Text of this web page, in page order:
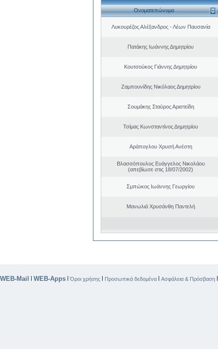
Ονοματεπώνυμο
Λυκουρέζος Αλέξανδρος - Λέων Παυσανία
Πατάκης Ιωάννης Δημητρίου
Κουτσούκος Γιάννης Δημητρίου
Ζαμπουνίδης Νικόλαος Δημητρίου
Σουμάκης Σταύρος Αριστείδη
Τσίμας Κωνσταντίνος Δημητρίου
Αράπογλου Χρυσή Ανέστη
Βλασσόπουλος Ευάγγελος Νικολάου
(απεβίωσε στις 18/07/2002)
Σμπώκος Ιωάννης Γεωργίου
Μανωλιά Χρυσάνθη Παντελή
WEB-Mail | WEB-Apps |Όροι χρήσης | Προσωπικά δεδομένα | Ασφάλεια & Πρόσβαση